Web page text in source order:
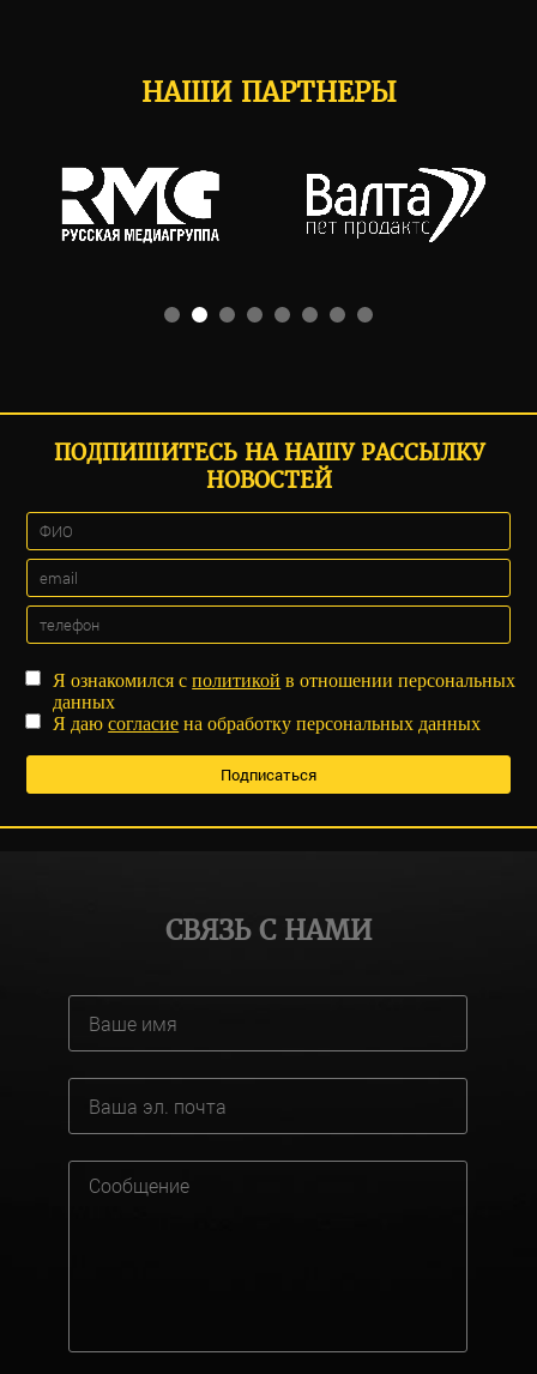
НАШИ ПАРТНЕРЫ
ПОДПИШИТЕСЬ НА НАШУ РАССЫЛКУ
НОВОСТЕЙ
Я ознакомился сполитикой в отношении персональных
данных
Я даюсогласие на обработку персональных данных
СВЯЗЬ С НАМИ